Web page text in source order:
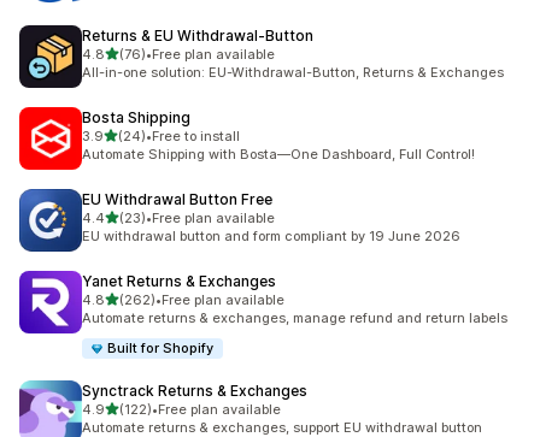
Returns & EU Withdrawal‑Button
4.8เต็ม 5 ดาว
(76)
ทั้งหมด 76 รีวิว
•Free plan available
All-in-one solution: EU-Withdrawal-Button, Returns & Exchanges
Bosta Shipping
3.9เต็ม 5 ดาว
(24)
ทั้งหมด 24 รีวิว
•Free to install
Automate Shipping with Bosta—One Dashboard, Full Control!
EU Withdrawal Button Free
4.4เต็ม 5 ดาว
(23)
ทั้งหมด 23 รีวิว
•Free plan available
EU withdrawal button and form compliant by 19 June 2026
Yanet Returns & Exchanges
4.8เต็ม 5 ดาว
(262)
ทั้งหมด 262 รีวิว
•Free plan available
Automate returns & exchanges, manage refund and return labels
Built for Shopify
Synctrack Returns & Exchanges
4.9เต็ม 5 ดาว
(122)
ทั้งหมด 122 รีวิว
•Free plan available
Automate returns & exchanges, support EU withdrawal button